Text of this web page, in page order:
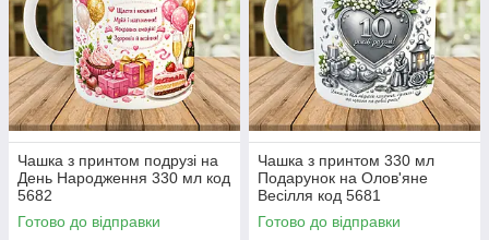
Чашка з принтом подрузі на
День Народження 330 мл код
5682
Готово до відправки
Чашка з принтом 330 мл
Подарунок на Олов'яне
Весілля код 5681
Готово до відправки